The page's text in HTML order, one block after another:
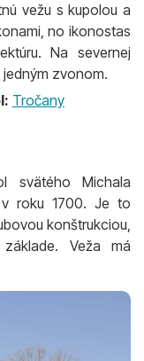
vežu s kupolou a
no ikonostas
Na severnej
zvonom.
Tročany
svätého Michala
roku 1700. Je to
konštrukciou,
Veža má